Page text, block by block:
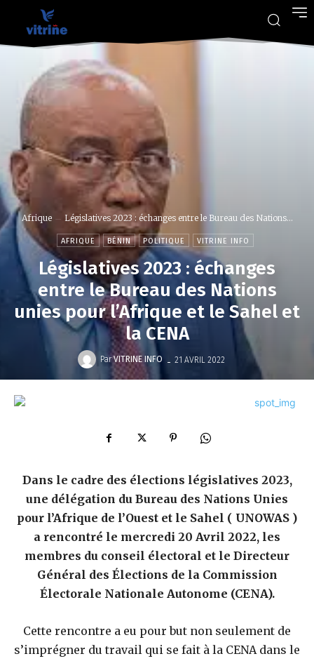
Afrique Législatives 2023 : échanges entre le Bureau des Nations...
AFRIQUE BÉNIN POLITIQUE VITRINE INFO
Législatives 2023 : échanges
entre le Bureau des Nations
unies pour l’Afrique et le Sahel et
la CENA
Par VITRINE INFO - 21 AVRIL 2022
Dans le cadre des élections législatives 2023,
une délégation du Bureau des Nations Unies
pour l’Afrique de l’Ouest et le Sahel ( UNOWAS )
a rencontré le mercredi 20 Avril 2022, les
membres du conseil électoral et le Directeur
Général des Élections de la Commission
Électorale Nationale Autonome (CENA).
Cette rencontre a eu pour but non seulement de
s’imprégner du travail qui se fait à la CENA dans le